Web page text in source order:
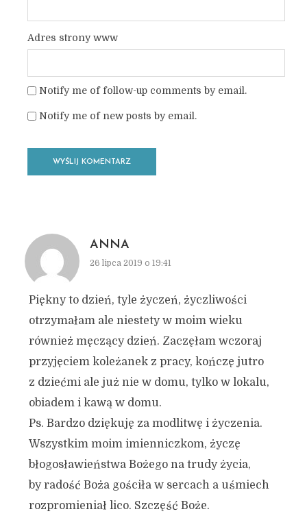
Adres strony www
Notify me of follow-up comments by email.
Notify me of new posts by email.
ANNA
26 lipca 2019 o 19:41
Piękny to dzień, tyle życzeń, życzliwości
otrzymałam ale niestety w moim wieku
również męczący dzień. Zaczęłam wczoraj
przyjęciem koleżanek z pracy, kończę jutro
z dziećmi ale już nie w domu, tylko w lokalu,
obiadem i kawą w domu.
Ps. Bardzo dziękuję za modlitwę i życzenia.
Wszystkim moim imienniczkom, życzę
błogosławieństwa Bożego na trudy życia,
by radość Boża gościła w sercach a uśmiech
rozpromieniał lico. Szczęść Boże.